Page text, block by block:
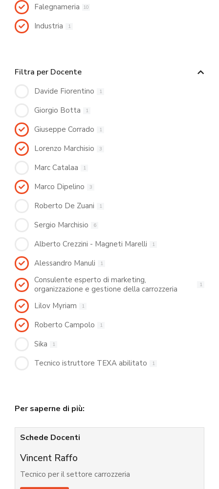
Falegnameria 10
Industria 1
Filtra per Docente
Davide Fiorentino 1
Giorgio Botta 1
Giuseppe Corrado 1
Lorenzo Marchisio 3
Marc Catalaa 1
Marco Dipelino 3
Roberto De Zuani 1
Sergio Marchisio 6
Alberto Crezzini - Magneti Marelli 1
Alessandro Manuli 1
Consulente esperto di marketing,
organizzazione e gestione della carrozzeria
1
Lilov Myriam 1
Roberto Campolo 1
Sika 1
Tecnico istruttore TEXA abilitato 1
Per saperne di più:
Schede Docenti
Vincent Raffo
Tecnico per il settore carrozzeria